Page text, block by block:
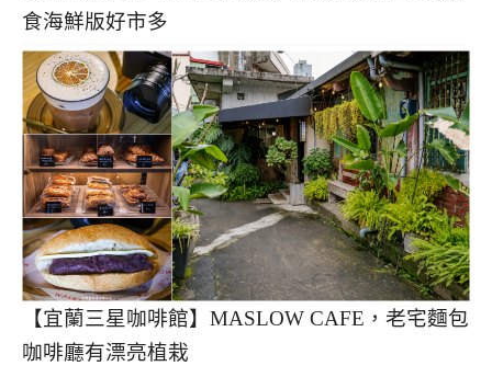
食海鮮版好市多
【宜蘭三星咖啡館】MASLOW CAFE，老宅麵包
咖啡廳有漂亮植栽